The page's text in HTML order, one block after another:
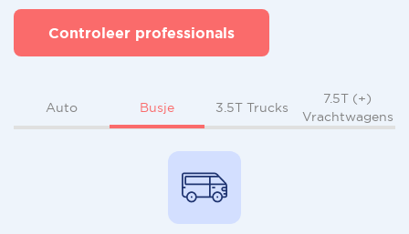
Controleer professionals
Auto Busje 3.5T Trucks
7.5T (+)
Vrachtwagens